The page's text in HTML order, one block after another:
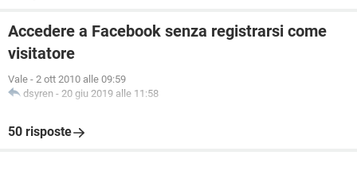
Accedere a Facebook senza registrarsi come
visitatore
Vale - 2 ott 2010 alle 09:59
dsyren - 20 giu 2019 alle 11:58
50 risposte